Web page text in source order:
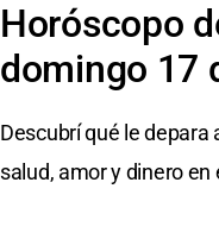
Horóscopo
domingo 17
Descubrí qué le depara
salud, amor y dinero en